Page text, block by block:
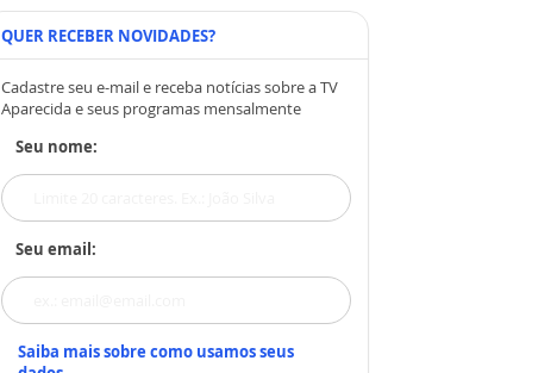
QUER RECEBER NOVIDADES?
Cadastre seu e-mail e receba notícias sobre a TV
Aparecida e seus programas mensalmente
Seu nome:
Seu email:
Saiba mais sobre como usamos seus